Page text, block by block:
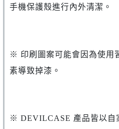
手機保護殼進行內外清潔。
※ 印刷圖案可能會因為使用
素導致掉漆。
※ DEVILCASE 產品皆以自